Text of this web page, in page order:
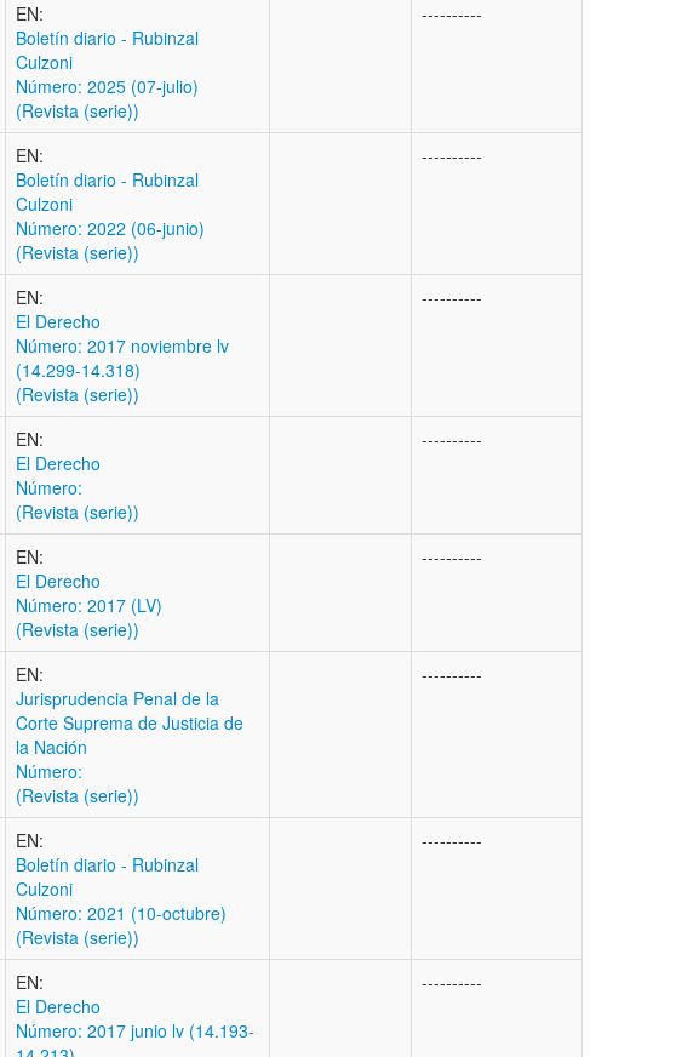
EN:
Boletí­n diario - Rubinzal
Culzoni
Número: 2025 (07-julio)
(Revista (serie))
----------
EN:
Boletí­n diario - Rubinzal
Culzoni
Número: 2022 (06-junio)
(Revista (serie))
----------
EN:
El Derecho
Número: 2017 noviembre lv
(14.299-14.318)
(Revista (serie))
----------
EN:
El Derecho
Número:
(Revista (serie))
----------
EN:
El Derecho
Número: 2017 (LV)
(Revista (serie))
----------
EN:
Jurisprudencia Penal de la
Corte Suprema de Justicia de
la Nación
Número:
(Revista (serie))
----------
EN:
Boletí­n diario - Rubinzal
Culzoni
Número: 2021 (10-octubre)
(Revista (serie))
----------
EN:
El Derecho
Número: 2017 junio lv (14.193-
----------